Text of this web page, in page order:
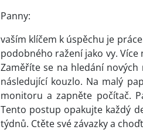
Panny:
vaším klíčem k úspěchu je
podobného ražení jako vy.
Zaměříte se na hledání
následující kouzlo. Na malý
monitoru a zapněte počítač.
Tento postup opakujte každý
týdnů. Ctěte své závazky a